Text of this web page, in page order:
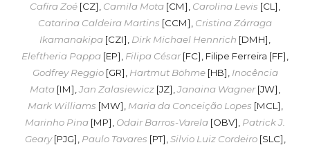
Cafira Zoé [CZ], Camila Mota [CM], Carolina Levis [CL],
Catarina Caldeira Martins [CCM], Cristina Zárraga
Ikamanakipa [CZI], Dirk Michael Hennrich [DMH],
Eleftheria Pappa [EP], Filipa César[FC], Filipe Ferreira [FF],
Godfrey Reggio[GR], Hartmut Böhme[HB], Inocência
Mata [IM], Jan Zalasiewicz [JZ], Janaina Wagner[JW],
Mark Williams [MW], Maria da Conceição Lopes [MCL],
Marinho Pina [MP], Odair Barros-Varela [OBV], Patrick J.
Geary[PJG], Paulo Tavares [PT], Silvio Luiz Cordeiro[SLC],